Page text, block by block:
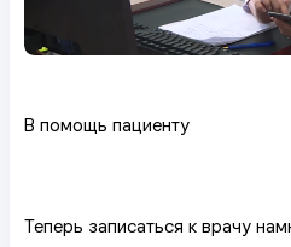
В помощь пациенту
Теперь записаться к врачу